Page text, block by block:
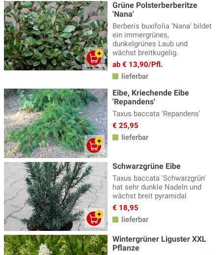
Grüne Polsterberberitze
'Nana'
Berberis buxifolia 'Nana' bildet
ein immergrünes,
dunkelgrünes Laub und
wächst breitkugelig.
ab € 13,90/Pfl.
lieferbar
Eibe, Kriechende Eibe
'Repandens'
Taxus baccata 'Repandens'
€ 25,95
lieferbar
Schwarzgrüne Eibe
Taxus baccata 'Schwarzgrün'
hat sehr dunkle Nadeln und
wächst breit pyramidal
€ 18,95
lieferbar
Wintergrüner Liguster XXL
Pflanze